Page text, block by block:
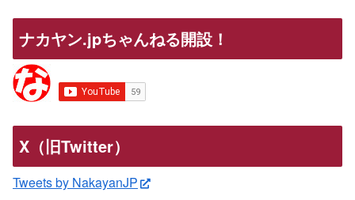
ナカヤン.jpちゃんねる開設！
X（旧Twitter）
Tweets by NakayanJP